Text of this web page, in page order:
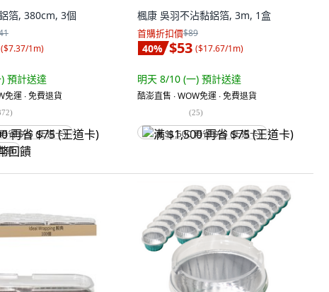
箔, 380cm, 3個
($7.37/1m)
預計送達
免運 ∙ 免費退貨
)
省 $75 (王道卡)
饋
楓康 吳羽不沾黏鋁箔, 3m, 1盒
首購折扣價$89
40% $53 ($17.67/1m)
明天 8/10 (一) 預計送達
酷澎直售 ∙ WOW免運 ∙ 免費退貨
(25)
满 $1,500 再省 $75 (王道卡)